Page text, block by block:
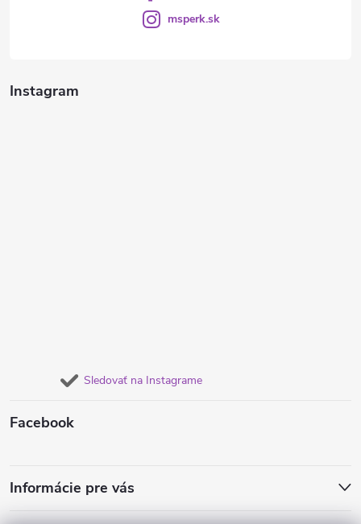
Instagram
Sledovať na Instagrame
msperk.sk
Facebook
Informácie pre vás